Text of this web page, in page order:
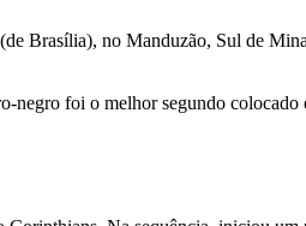
Brasília), no Manduzão, Sul de
foi o melhor segundo colocado